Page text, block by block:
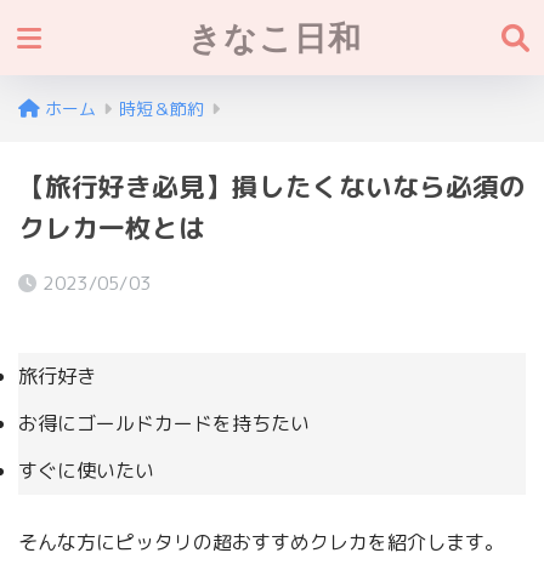
きなこ日和
ホーム 時短＆節約
【旅行好き必見】損したくないなら必須の
クレカ一枚とは
2023/05/03
旅行好き
お得にゴールドカードを持ちたい
すぐに使いたい
そんな方にピッタリの超おすすめクレカを紹介します。